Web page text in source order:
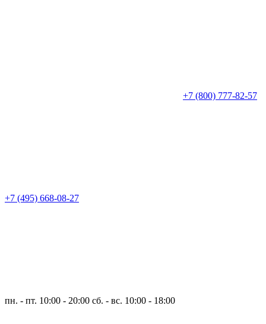
+7 (800) 777-82-57
+7 (495) 668-08-27
пн. - пт. 10:00 - 20:00 сб. - вс. 10:00 - 18:00